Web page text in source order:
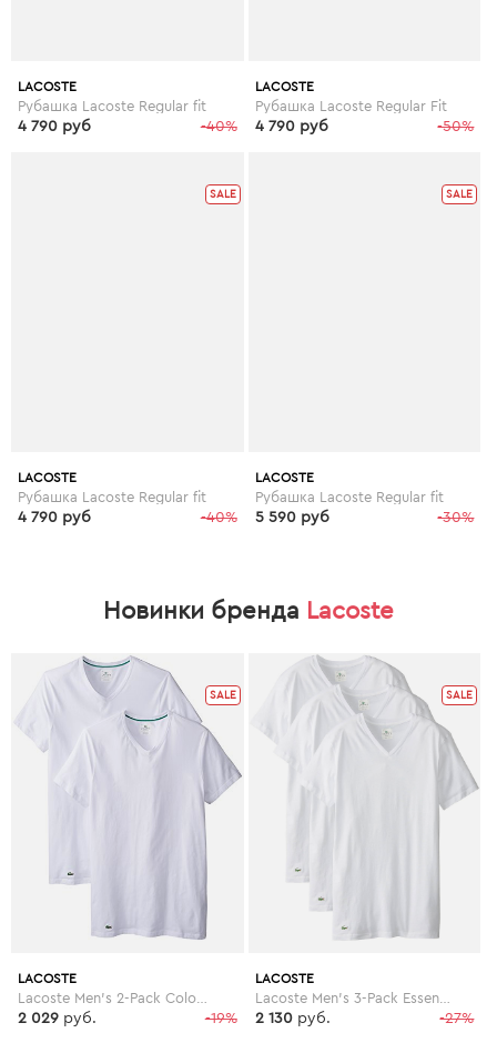
LACOSTE
Рубашка Lacoste Regular fit
-40%
4 790 руб
LACOSTE
Рубашка Lacoste Regular Fit
-50%
4 790 руб
SALE
LACOSTE
Рубашка Lacoste Regular fit
-40%
4 790 руб
SALE
LACOSTE
Рубашка Lacoste Regular fit
-30%
5 590 руб
Новинки бренда Lacoste
SALE
LACOSTE
-19%
2 029 руб.
SALE
LACOSTE
Lacoste Men's 3-Pack Essentials Cotton V-Neck T-Shirt
-27%
2 130 руб.